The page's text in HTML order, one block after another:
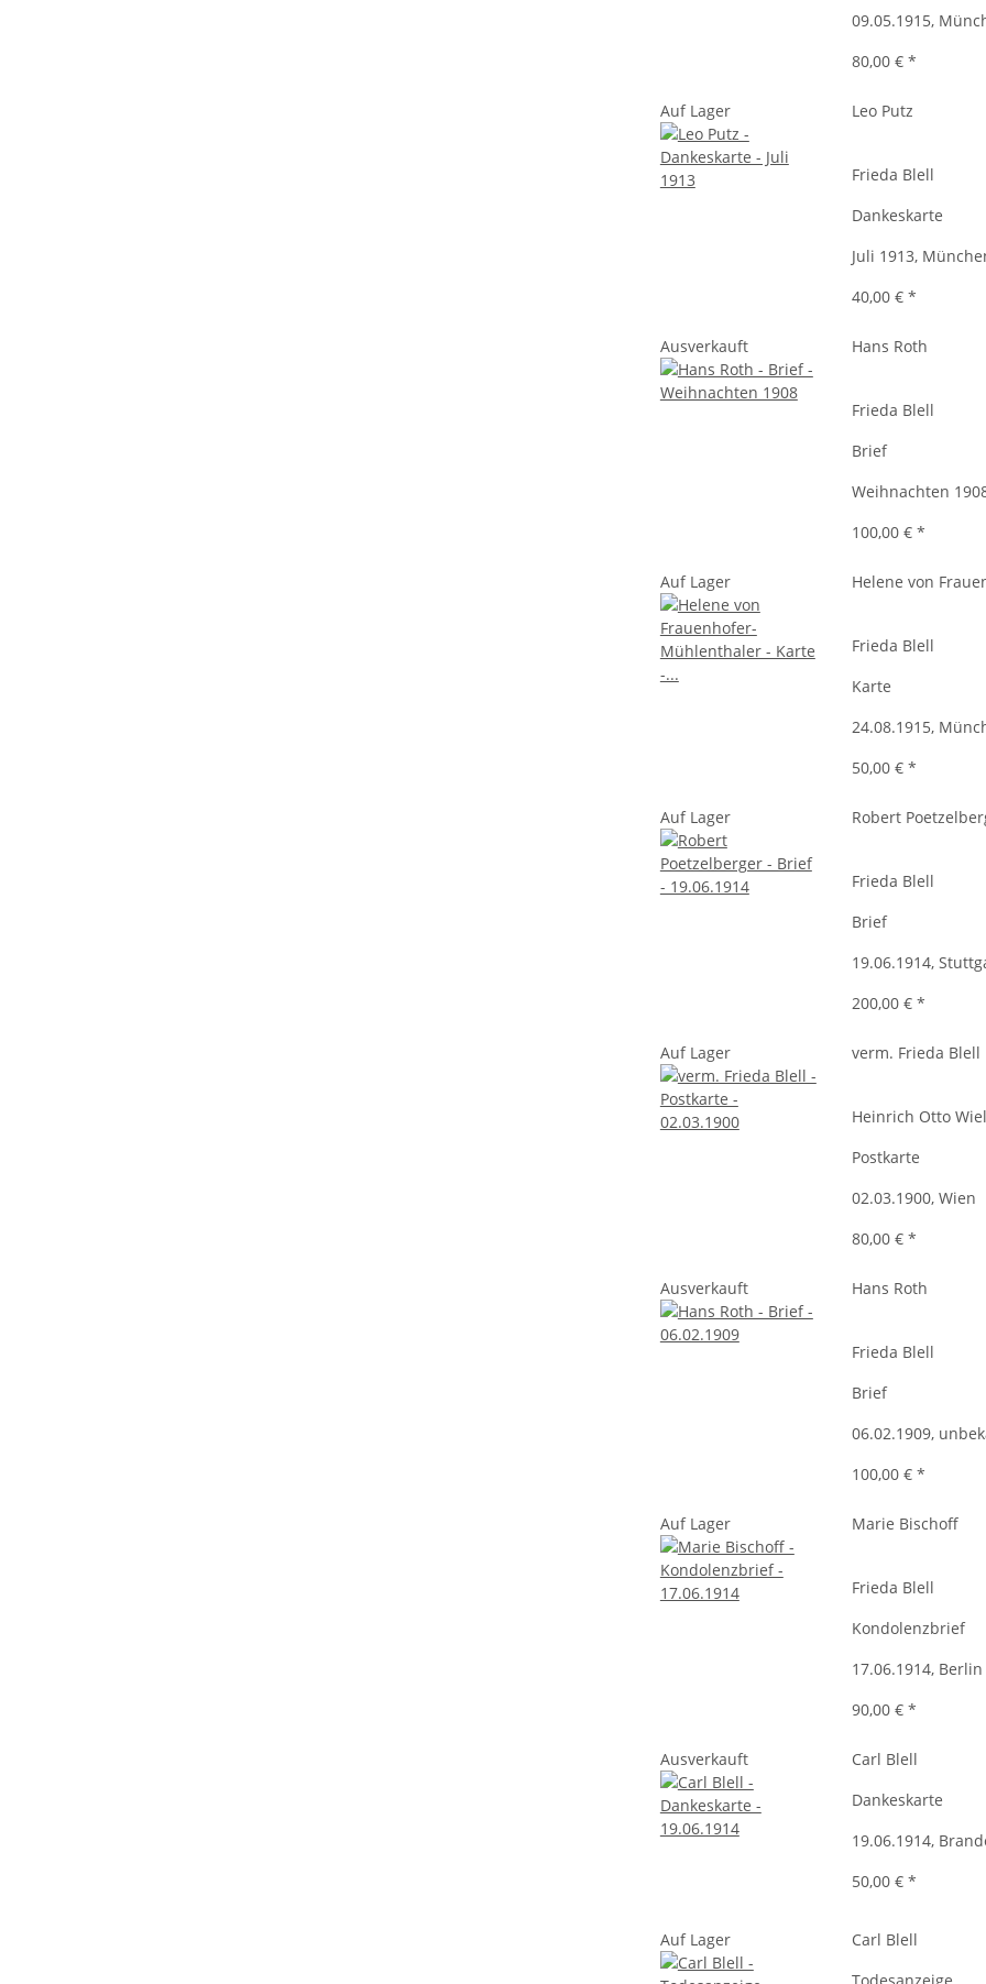
09.05.1915,
80,00 €*
Auf Lager Leo Putz
Frieda Blell
Dankeskarte
Juli 1913,
40,00 €*
Ausverkauft Hans Roth
Frieda Blell
Brief
Weihnachten
100,00 €*
Auf Lager Helene von
Frieda Blell
Karte
24.08.1915,
50,00 €*
Auf Lager Robert
Frieda Blell
Brief
19.06.1914,
200,00 €*
Auf Lager verm. Frieda Blell
Heinrich Otto
Postkarte
02.03.1900, Wien
80,00 €*
Ausverkauft Hans Roth
Frieda Blell
Brief
06.02.1909,
100,00 €*
Auf Lager Marie Bischoff
Frieda Blell
Kondolenzbrief
17.06.1914, Berlin
90,00 €*
Ausverkauft
Carl Blell
Dankeskarte
19.06.1914,
50,00 €*
Auf Lager
Carl Blell
Todesanzeige